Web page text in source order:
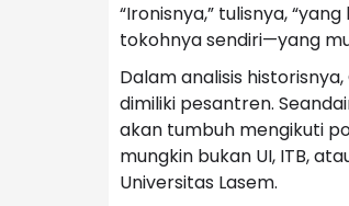
“Ironisnya,” tulisnya,
tokohnya sendiri—yang
Dalam analisis
dimiliki pesantren.
akan tumbuh mengikuti
mungkin bukan UI, ITB,
Universitas Lasem.